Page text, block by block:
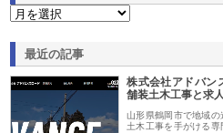
最近の記事
株式会社アドバン
舗装土木工事と求
山形県鶴岡市で地域
土木工事を手がける